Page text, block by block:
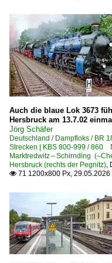
Auch die blaue Lok 3673
Hersbruck am 13.7.02
Jörg Schäfer
Deutschland / Dampfloks /
Strecken | KBS 800-999 / 860
Marktredwitz – Schirnding
Hersbruck (rechts der Pegnitz),
 71 1200x800 Px, 29.05.2026